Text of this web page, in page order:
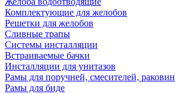
Комплектующие для желобов
Решетки для желобов
Сливные трапы
Системы инсталляции
Встраиваемые бачки
Инсталляции для унитазов
Рамы для поручней, смесителей, раковин
Рамы для биде